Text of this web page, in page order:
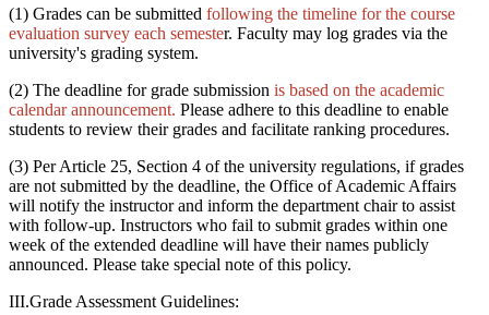
(1) Grades can be submitted following the timeline for the course
evaluation survey each semester. Faculty may log grades via the
university's grading system.
(2) The deadline for grade submission is based on the academic
calendar announcement. Please adhere to this deadline to enable
students to review their grades and facilitate ranking procedures.
(3) Per Article 25, Section 4 of the university regulations, if grades
are not submitted by the deadline, the Office of Academic Affairs
will notify the instructor and inform the department chair to assist
with follow-up. Instructors who fail to submit grades within one
week of the extended deadline will have their names publicly
announced. Please take special note of this policy.
III.Grade Assessment Guidelines: